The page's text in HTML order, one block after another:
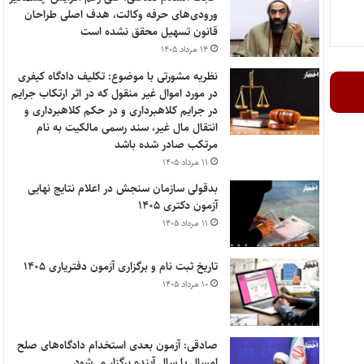
ورودی‌های حرفه وکالت، هدف اصلی طراحان
قانون تسهیل محقق نشده است
۱۴ مرداد ۱۴۰۵
نظریه مشورتی با موضوع: تکلیف دادگاه کیفری
در مورد اموال غیر منقول که در اثر ارتکاب جرایم
در جرایم کلاهبرداری و در حکم کلاهبرداری و
انتقال مال غیر، سند رسمی مالکیت به نام
مرتکب صادر شده باشد
۱۱ مرداد ۱۴۰۵
بدقولی سازمان سنجش در اعلام نتایج نهایی
آزمون دکتری ۱۴۰۵
۱۱ مرداد ۱۴۰۵
تاریخ ثبت نام و برگزاری آزمون دفتریاری ۱۴۰۵
۱۰ مرداد ۱۴۰۵
صادقی: آزمون بعدی استخدام دادگاه‌های صلح